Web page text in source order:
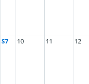
S7 10 11 12